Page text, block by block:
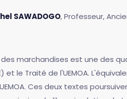
SAWADOGO, Professeur,
des marchandises est une des
et le Traité de l'UEMOA.
Ces deux textes